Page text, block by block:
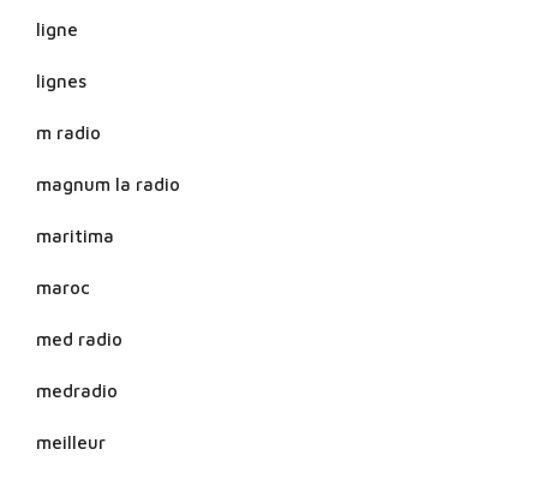
ligne
lignes
m radio
magnum la radio
maritima
maroc
med radio
medradio
meilleur